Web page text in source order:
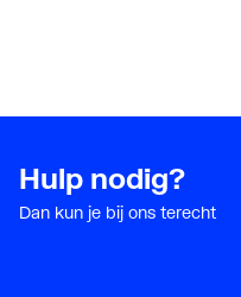
Hulp nodig?
Dan kun je bij ons terecht